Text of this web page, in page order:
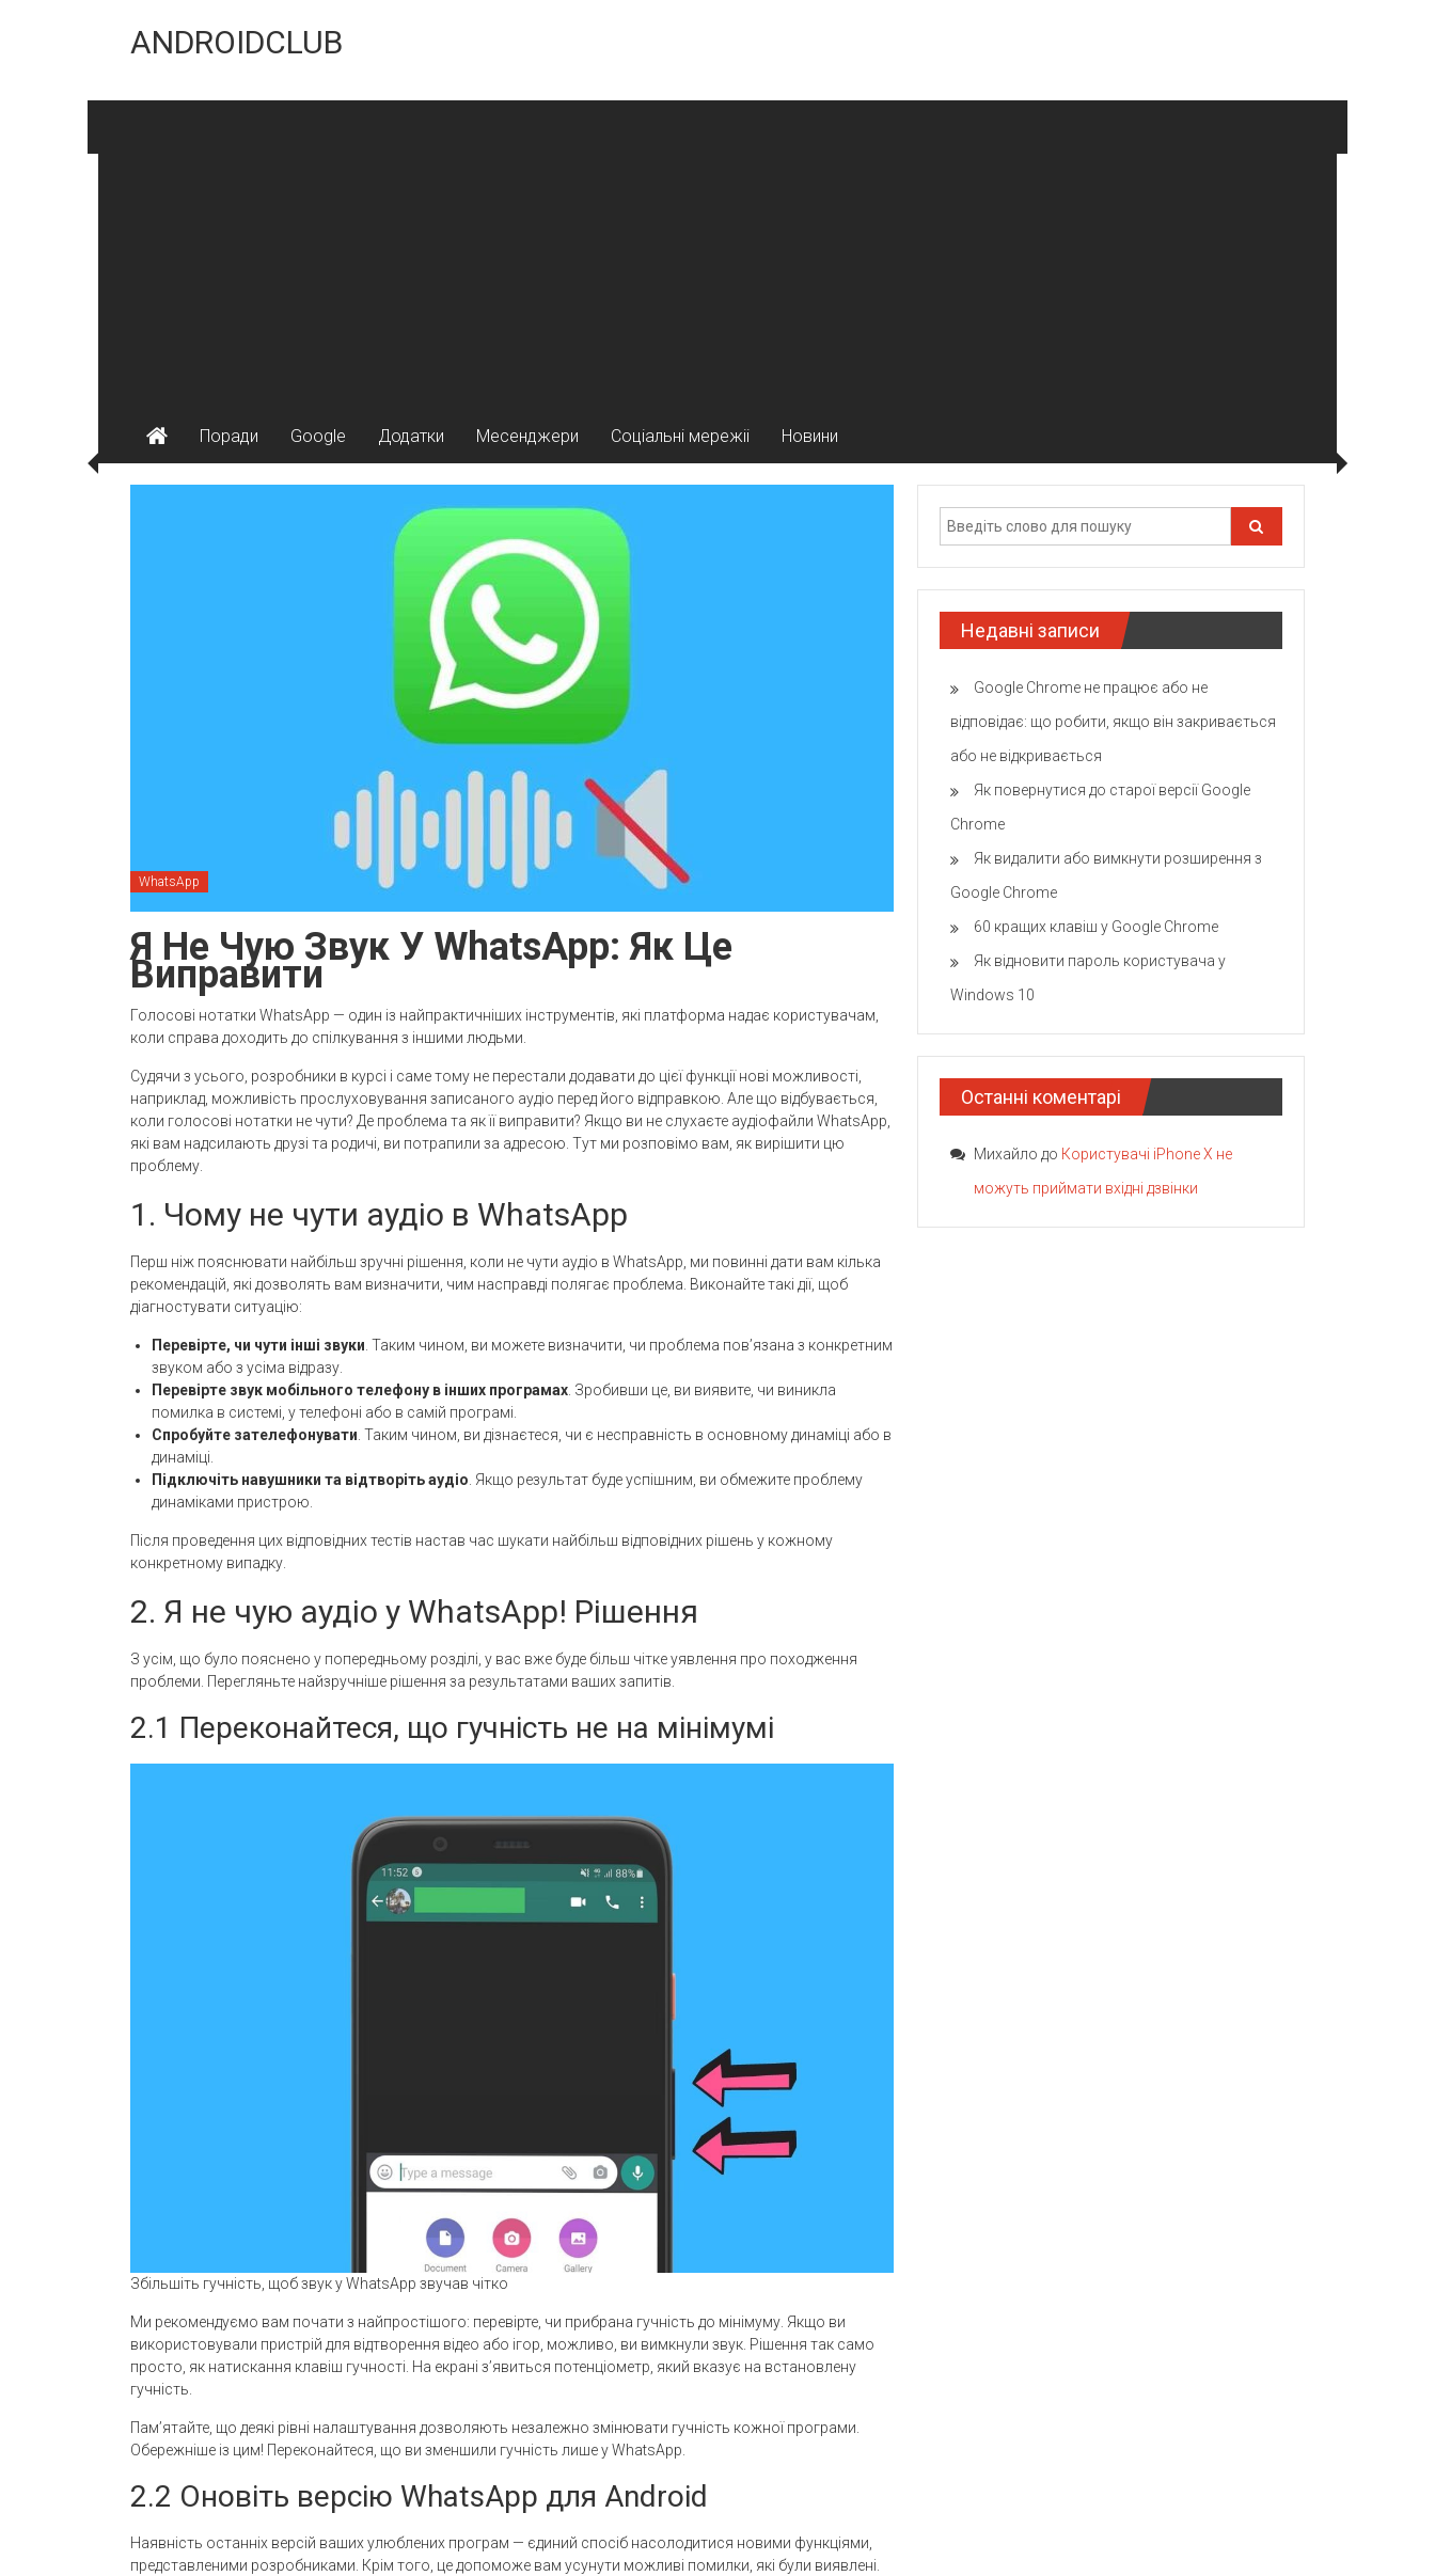
contentANDROIDCLUB
Поради Google Додатки Месенджери Соціальні мережіі Новини
WhatsApp
Я Не Чую Звук У WhatsApp: Як Це
Виправити
Голосові нотатки WhatsApp — один із найпрактичніших інструментів, які платформа надає користувачам,
коли справа доходить до спілкування з іншими людьми.
Судячи з усього, розробники в курсі і саме тому не перестали додавати до цієї функції нові можливості,
наприклад, можливість прослуховування записаного аудіо перед його відправкою. Але що відбувається,
коли голосові нотатки не чути? Де проблема та як її виправити? Якщо ви не слухаєте аудіофайли WhatsApp,
які вам надсилають друзі та родичі, ви потрапили за адресою. Тут ми розповімо вам, як вирішити цю
проблему.
1. Чому не чути аудіо в WhatsApp
Перш ніж пояснювати найбільш зручні рішення, коли не чути аудіо в WhatsApp, ми повинні дати вам кілька
рекомендацій, які дозволять вам визначити, чим насправді полягає проблема. Виконайте такі дії, щоб
діагностувати ситуацію:
Перевірте, чи чути інші звуки . Таким чином, ви можете визначити, чи проблема пов’язана з конкретним
звуком або з усіма відразу.
Перевірте звук мобільного телефону в інших програмах . Зробивши це, ви виявите, чи виникла
помилка в системі, у телефоні або в самій програмі.
Спробуйте зателефонувати . Таким чином, ви дізнаєтеся, чи є несправність в основному динаміці або в
динаміці.
Підключіть навушники та відтворіть аудіо . Якщо результат буде успішним, ви обмежите проблему
динаміками пристрою.
Після проведення цих відповідних тестів настав час шукати найбільш відповідних рішень у кожному
конкретному випадку.
2. Я не чую аудіо у WhatsApp! Рішення
З усім, що було пояснено у попередньому розділі, у вас вже буде більш чітке уявлення про походження
проблеми. Перегляньте найзручніше рішення за результатами ваших запитів.
2.1 Переконайтеся, що гучність не на мінімумі
Збільшіть гучність, щоб звук у WhatsApp звучав чітко
Ми рекомендуємо вам почати з найпростішого: перевірте, чи прибрана гучність до мінімуму. Якщо ви
використовували пристрій для відтворення відео або ігор, можливо, ви вимкнули звук. Рішення так само
просто, як натискання клавіш гучності. На екрані з’явиться потенціометр, який вказує на встановлену
гучність.
Пам’ятайте, що деякі рівні налаштування дозволяють незалежно змінювати гучність кожної програми.
Обережніше із цим! Переконайтеся, що ви зменшили гучність лише у WhatsApp.
2.2 Оновіть версію WhatsApp для Android
Наявність останніх версій ваших улюблених програм — єдиний спосіб насолодитися новими функціями,
представленими розробниками. Крім того, це допоможе вам усунути можливі помилки, які були виявлені.
Недавні записи
Google Chrome не працює або не
відповідає: що робити, якщо він закривається
або не відкривається
Як повернутися до старої версії Google
Chrome
Як видалити або вимкнути розширення з
Google Chrome
60 кращих клавіш у Google Chrome
Як відновити пароль користувача у
Windows 10
Останні коментарі
Михайло до Користувачі iPhone X не
можуть приймати вхідні дзвінки